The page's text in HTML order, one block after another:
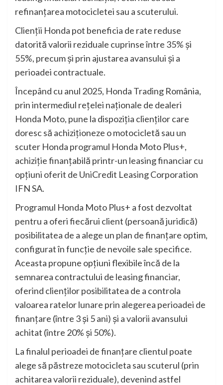
refinanțarea motocicletei sau a scuterului.
Clienții Honda pot beneficia de rate reduse
datorită valorii reziduale cuprinse între 35% și
55%, precum și prin ajustarea avansului și a
perioadei contractuale.
Începând cu anul 2025, Honda Trading România,
prin intermediul rețelei naționale de dealeri
Honda Moto, pune la dispoziția clienților care
doresc să achiziționeze o motocicletă sau un
scuter Honda programul Honda Moto Plus+,
achiziție finanțabilă printr-un leasing financiar cu
opțiuni oferit de UniCredit Leasing Corporation
IFN SA.
Programul Honda Moto Plus+ a fost dezvoltat
pentru a oferi fiecărui client (persoană juridică)
posibilitatea de a alege un plan de finanțare optim,
configurat în funcție de nevoile sale specifice.
Aceasta propune opțiuni flexibile încă de la
semnarea contractului de leasing financiar,
oferind clienților posibilitatea de a controla
valoarea ratelor lunare prin alegerea perioadei de
finanțare (între 3 și 5 ani) și a valorii avansului
achitat (între 20% și 50%).
La finalul perioadei de finanțare clientul poate
alege să păstreze motocicleta sau scuterul (prin
achitarea valorii reziduale), devenind astfel